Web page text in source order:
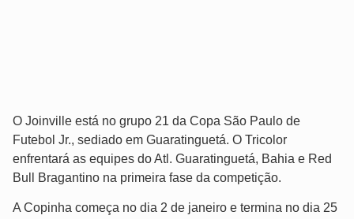
O Joinville está no grupo 21 da Copa São Paulo de
Futebol Jr., sediado em Guaratinguetá. O Tricolor
enfrentará as equipes do Atl. Guaratinguetá, Bahia e Red
Bull Bragantino na primeira fase da competição.
A Copinha começa no dia 2 de janeiro e termina no dia 25